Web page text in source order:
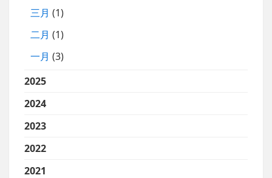
三月 (1)
二月 (1)
一月 (3)
2025
2024
2023
2022
2021